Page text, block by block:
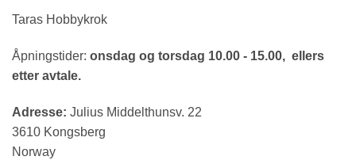
Taras Hobbykrok
Åpningstider: onsdag og torsdag 10.00 - 15.00, ellers
etter avtale.
Adresse: Julius Middelthunsv. 22
3610 Kongsberg
Norway